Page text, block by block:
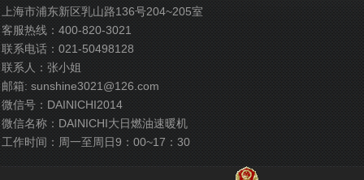
上海市浦东新区乳山路136号204~205室
客服热线：400-820-3021
联系电话：021-50498128
联系人：张小姐
邮箱: sunshine3021@126.com
微信号：DAINICHI2014
微信名称：DAINICHI大日燃油速暖机
工作时间：周一至周日9：00~17：30